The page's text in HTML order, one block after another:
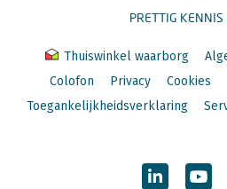
PRETTIG
Thuiswinkel waarborg
Colofon
Privacy Cookies
Toegankelijkheidsverklaring